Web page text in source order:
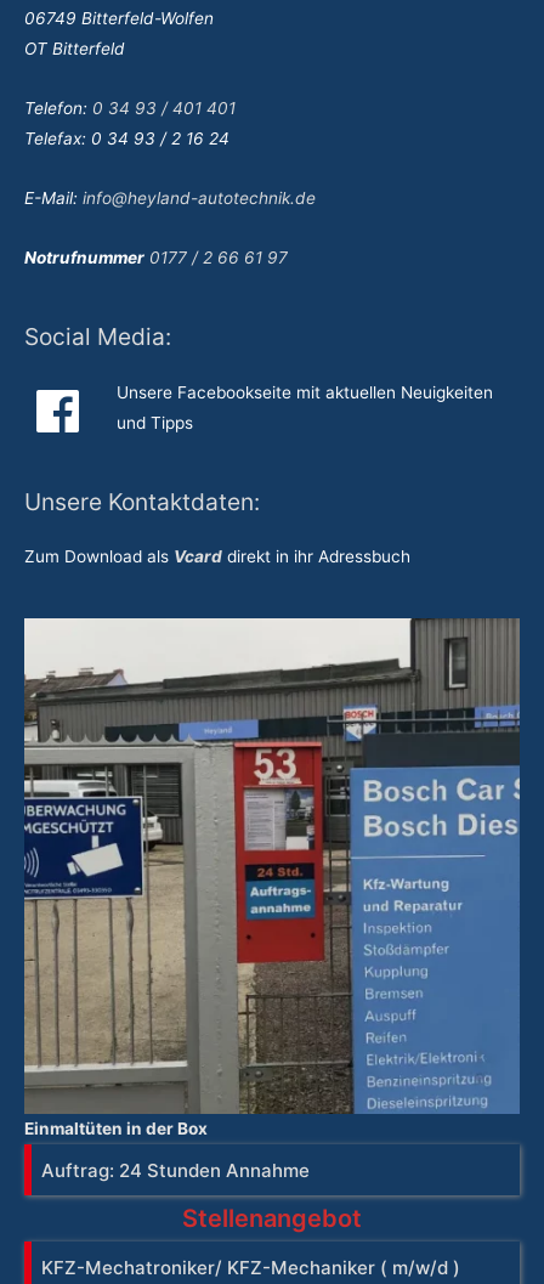
06749 Bitterfeld-Wolfen
OT Bitterfeld
Telefon: 0 34 93 / 401 401
Telefax: 0 34 93 / 2 16 24
E-Mail: info@heyland-autotechnik.de
Notrufnummer 0177 / 2 66 61 97
Social Media:
Unsere Facebookseite mit aktuellen Neuigkeiten
und Tipps
Unsere Kontaktdaten:
Zum Download als Vcard direkt in ihr Adressbuch
Einmaltüten in der Box
Auftrag: 24 Stunden Annahme
Stellenangebot
KFZ-Mechatroniker/ KFZ-Mechaniker ( m/w/d )